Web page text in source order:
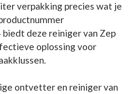
verpakking precies wat je
deze reiniger van Zep
oplossing voor
ontvetter en reiniger van